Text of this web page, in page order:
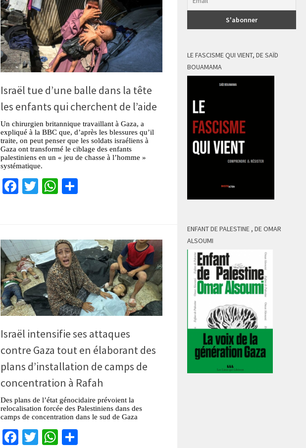
Israël tue d’une balle dans la tête
les enfants qui cherchent de l’aide
Un chirurgien britannique travaillant à Gaza, a
expliqué à la BBC que, d’après les blessures qu’il
traite, on peut penser que les soldats israéliens à
Gaza ont transformé le ciblage des enfants
palestiniens en un « jeu de chasse à l’homme »
systématique.
Facebook
TwitterWhatsApp
Israël intensifie ses attaques
contre Gaza tout en élaborant des
plans d’installation de camps de
concentration à Rafah
Des plans de l’état génocidaire prévoient la
relocalisation forcée des Palestiniens dans des
camps de concentration dans le sud de Gaza
Facebook
TwitterWhatsApp
LE FASCISME QUI VIENT, DE SAÏD
BOUAMAMA
ENFANT DE PALESTINE , DE OMAR
ALSOUMI